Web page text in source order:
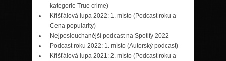
kategorie True crime)
Křišťálová lupa 2022: 1. místo (Podcast roku a
Cena popularity)
Nejposlouchanější podcast na Spotify 2022
Podcast roku 2022: 1. místo (Autorský podcast)
Křišťálová lupa 2021: 2. místo (Podcast roku a